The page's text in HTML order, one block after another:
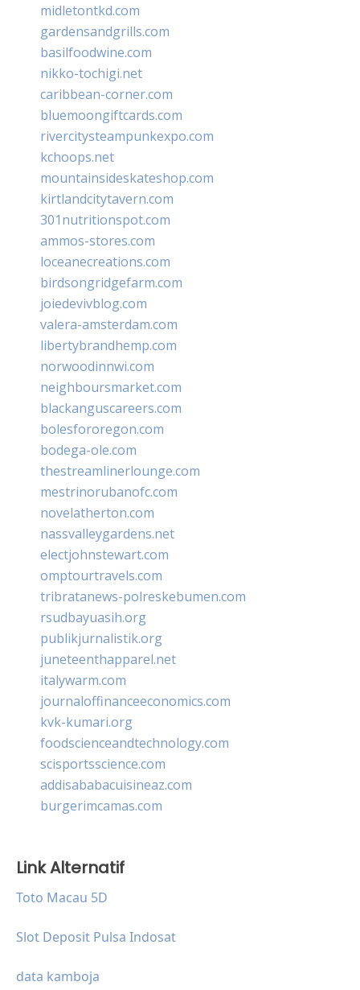
midletontkd.com
gardensandgrills.com
basilfoodwine.com
nikko-tochigi.net
caribbean-corner.com
bluemoongiftcards.com
rivercitysteampunkexpo.com
kchoops.net
mountainsideskateshop.com
kirtlandcitytavern.com
301nutritionspot.com
ammos-stores.com
loceanecreations.com
birdsongridgefarm.com
joiedevivblog.com
valera-amsterdam.com
libertybrandhemp.com
norwoodinnwi.com
neighboursmarket.com
blackanguscareers.com
bolesfororegon.com
bodega-ole.com
thestreamlinerlounge.com
mestrinorubanofc.com
novelatherton.com
nassvalleygardens.net
electjohnstewart.com
omptourtravels.com
tribratanews-polreskebumen.com
rsudbayuasih.org
publikjurnalistik.org
juneteenthapparel.net
italywarm.com
journaloffinanceeconomics.com
kvk-kumari.org
foodscienceandtechnology.com
scisportsscience.com
addisababacuisineaz.com
burgerimcamas.com
Link Alternatif
Toto Macau 5D
Slot Deposit Pulsa Indosat
data kamboja